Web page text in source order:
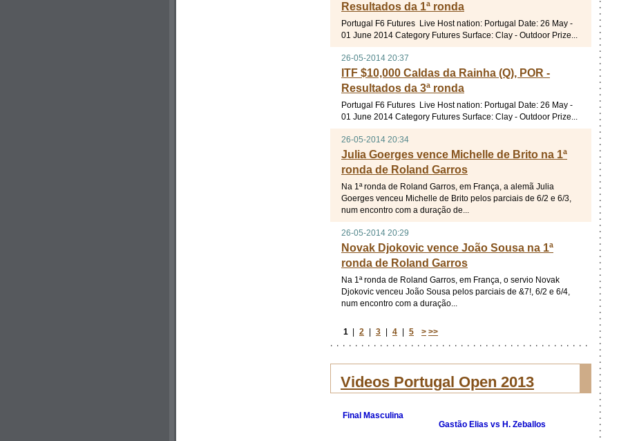
Resultados da 1ª ronda
Portugal F6 Futures Live Host nation: Portugal Date: 26 May -
01 June 2014 Category Futures Surface: Clay - Outdoor Prize...
26-05-2014 20:37
ITF $10,000 Caldas da Rainha (Q), POR -
Resultados da 3ª ronda
Portugal F6 Futures Live Host nation: Portugal Date: 26 May -
01 June 2014 Category Futures Surface: Clay - Outdoor Prize...
26-05-2014 20:34
Julia Goerges vence Michelle de Brito na 1ª
ronda de Roland Garros
Na 1ª ronda de Roland Garros, em França, a alemã Julia
Goerges venceu Michelle de Brito pelos parciais de 6/2 e 6/3,
num encontro com a duração de...
26-05-2014 20:29
Novak Djokovic vence João Sousa na 1ª
ronda de Roland Garros
Na 1ª ronda de Roland Garros, em França, o servio Novak
Djokovic venceu João Sousa pelos parciais de &7!, 6/2 e 6/4,
num encontro com a duração...
1 2 3 4 5 > >>
Videos Portugal Open 2013
Final Masculina
Gastão Elias vs H. Zeballos